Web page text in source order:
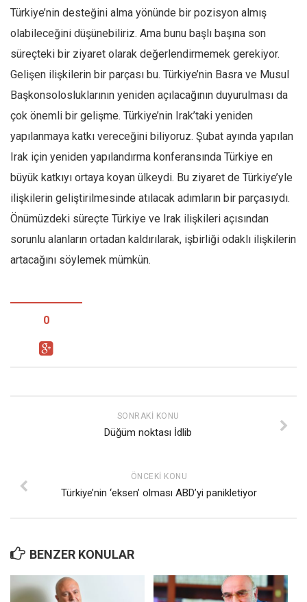
Türkiye’nin desteğini alma yönünde bir pozisyon almış
olabileceğini düşünebiliriz. Ama bunu başlı başına son
süreçteki bir ziyaret olarak değerlendirmemek gerekiyor.
Gelişen ilişkilerin bir parçası bu. Türkiye’nin Basra ve Musul
Başkonsolosluklarının yeniden açılacağının duyurulması da
çok önemli bir gelişme. Türkiye’nin Irak’taki yeniden
yapılanmaya katkı vereceğini biliyoruz. Şubat ayında yapılan
Irak için yeniden yapılandırma konferansında Türkiye en
büyük katkıyı ortaya koyan ülkeydi. Bu ziyaret de Türkiye’yle
ilişkilerin geliştirilmesinde atılacak adımların bir parçasıydı.
Önümüzdeki süreçte Türkiye ve Irak ilişkileri açısından
sorunlu alanların ortadan kaldırılarak, işbirliği odaklı ilişkilerin
artacağını söylemek mümkün.
0
SONRAKI KONU
Düğüm noktası İdlib
ÖNCEKI KONU
Türkiye’nin ‘eksen’ olması ABD’yi panikletiyor
BENZER KONULAR